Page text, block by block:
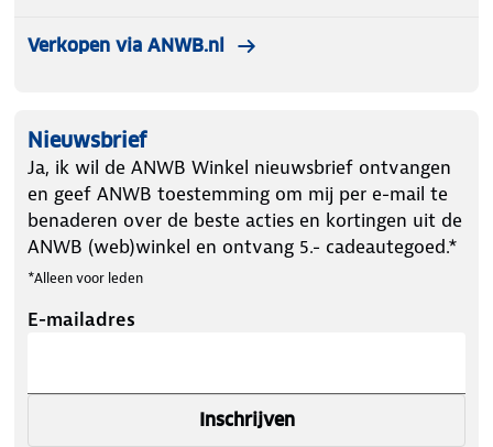
Verkopen via ANWB.nl
Nieuwsbrief
Ja, ik wil de ANWB Winkel nieuwsbrief ontvangen
en geef ANWB toestemming om mij per e-mail te
benaderen over de beste acties en kortingen uit de
ANWB (web)winkel en ontvang 5.- cadeautegoed.*
*Alleen voor leden
E-mailadres
Inschrijven